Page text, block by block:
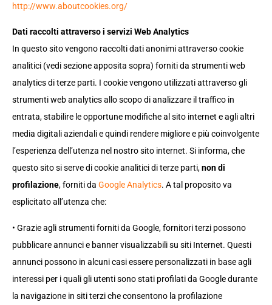
http://www.aboutcookies.org/
Dati raccolti attraverso i servizi Web Analytics
In questo sito vengono raccolti dati anonimi attraverso cookie
analitici (vedi sezione apposita sopra) forniti da strumenti web
analytics di terze parti. I cookie vengono utilizzati attraverso gli
strumenti web analytics allo scopo di analizzare il traffico in
entrata, stabilire le opportune modifiche al sito internet e agli altri
media digitali aziendali e quindi rendere migliore e più coinvolgente
l’esperienza dell’utenza nel nostro sito internet. Si informa, che
questo sito si serve di cookie analitici di terze parti,non di
profilazione, forniti da Google Analytics. A tal proposito va
esplicitato all’utenza che:
• Grazie agli strumenti forniti da Google, fornitori terzi possono
pubblicare annunci e banner visualizzabili su siti Internet. Questi
annunci possono in alcuni casi essere personalizzati in base agli
interessi per i quali gli utenti sono stati profilati da Google durante
la navigazione in siti terzi che consentono la profilazione